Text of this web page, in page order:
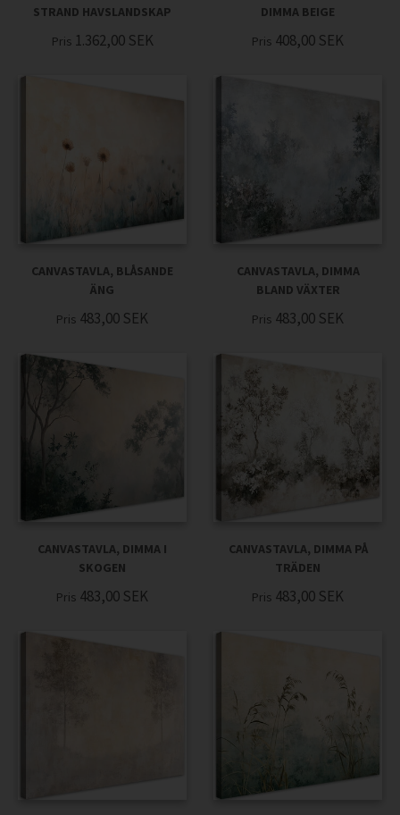
STRAND HAVSLANDSKAP
Pris 1.362,00 SEK
DIMMA BEIGE
Pris 408,00 SEK
CANVASTAVLA, BLÅSANDE
ÄNG
Pris 483,00 SEK
CANVASTAVLA, DIMMA
BLAND VÄXTER
Pris 483,00 SEK
CANVASTAVLA, DIMMA I
SKOGEN
Pris 483,00 SEK
CANVASTAVLA, DIMMA PÅ
TRÄDEN
Pris 483,00 SEK